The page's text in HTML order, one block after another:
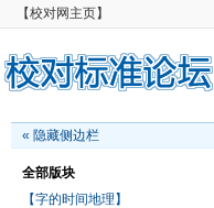
【校对网主页】
« 隐藏侧边栏
全部版块
【字的时间地理】